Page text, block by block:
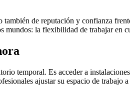
de reputación y confianza
la flexibilidad de trabajar en
temporal. Es acceder a
ajustar su espacio de trabajo